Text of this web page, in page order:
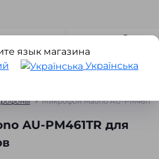
Микрофон Maono AU-PM461TR
язык магазина
Українська
AU-PM461TR для
Отзывов